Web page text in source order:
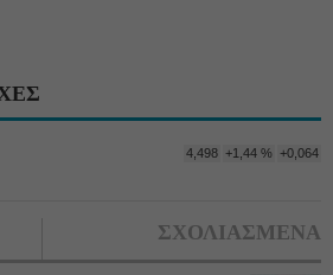
4,498 +1,44 % +0,064
ΣΧΟΛΙΑΣΜΕΝΑ